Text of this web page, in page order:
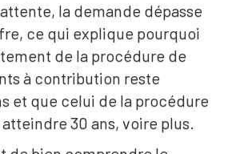
la demande dépasse
ce qui explique pourquoi
de la procédure de
à contribution reste
et que celui de la procédure
30 ans, voire plus.